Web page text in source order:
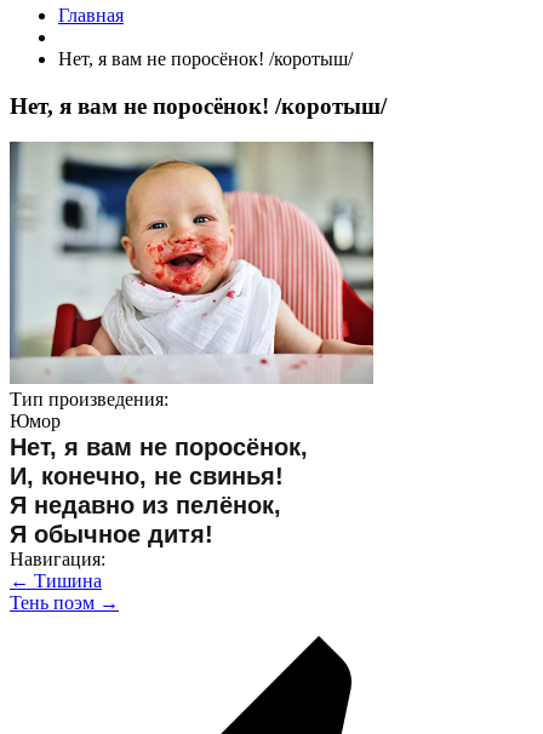
Главная
Нет, я вам не поросёнок! /коротыш/
Нет, я вам не поросёнок! /коротыш/
Тип произведения:
Юмор
Нет, я вам не поросёнок,
И, конечно, не свинья!
Я недавно из пелёнок,
Я обычное дитя!
Навигация:
← Тишина
Тень поэм →